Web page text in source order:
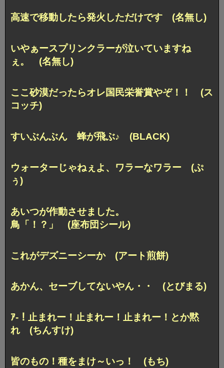
高速で移動したら発火しただけです (名無し)
いやぁースプリンクラーが泣いていますね
ぇ。 (名無し)
ここ砂漠だったらオレ国民栄誉賞やぞ！！ (ス
コッチ)
すいぶんぶん 蜂が飛ぶ♪ (BLACK)
ウォーターじゃねぇよ、 ワラーなワラー (ぷ
ぅ)
あいつが作動させました。
鳥「！？」 (座布団シール)
これがデズニーシーか (アート煎餅)
あかん、セーブしてないやん・・ (とびまる)
ｱ-！止まれー！止まれー！止まれー！とか黙
れ (ちんすけ)
皆のもの！種をまけ～いっ！ (もち)